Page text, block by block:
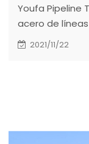
Youfa Pipeline
acero de
revestimiento
2021/11/22